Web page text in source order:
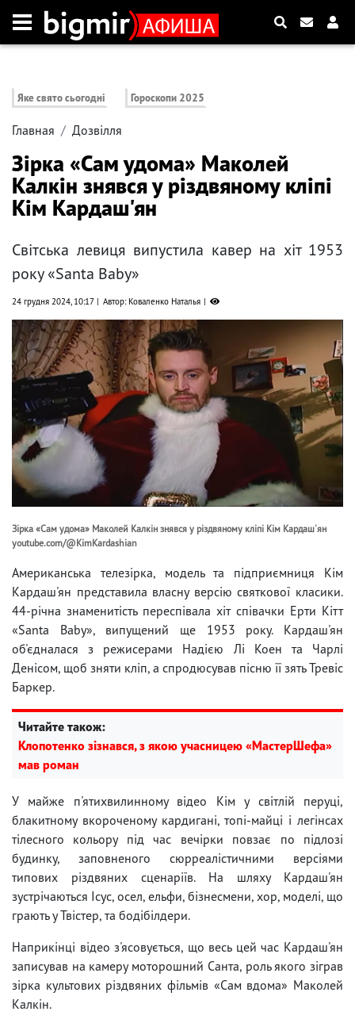
Яке свято сьогодні Гороскопи 2025
Главная Дозвілля
Зірка «Сам удома» Маколей
Калкін знявся у різдвяному кліпі
Кім Кардаш'ян
Світська левиця випустила кавер на хіт 1953
року «Santa Baby»
24 грудня 2024, 10:17 Автор: Коваленко Наталья
Зірка «Сам удома» Маколей Калкін знявся у різдвяному кліпі Кім Кардаш'ян
youtube.com/@KimKardashian
Американська телезірка, модель та підприємниця Кім
Кардаш'ян представила власну версію святкової класики.
44-річна знаменитість переспівала хіт співачки Ерти Кітт
«Santa Baby», випущений ще 1953 року. Кардаш'ян
об'єдналася з режисерами Надією Лі Коен та Чарлі
Денісом, щоб зняти кліп, а спродюсував пісню її зять Тревіс
Баркер.
Читайте також:
Клопотенко зізнався, з якою учасницею «МастерШефа»
мав роман
У майже п'ятихвилинному відео Кім у світлій перуці,
блакитному вкороченому кардигані, топі-майці і легінсах
тілесного кольору під час вечірки повзає по підлозі
будинку, заповненого сюрреалістичними версіями
типових різдвяних сценаріїв. На шляху Кардаш'ян
зустрічаються Ісус, осел, ельфи, бізнесмени, хор, моделі, що
грають у Твістер, та бодібілдери.
Наприкінці відео з'ясовується, що весь цей час Кардаш'ян
записував на камеру моторошний Санта, роль якого зіграв
зірка культових різдвяних фільмів «Сам вдома» Маколей
Калкін.